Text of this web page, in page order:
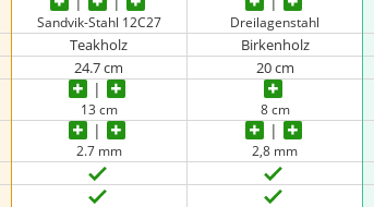
Sandvik-Stahl 12C27 Dreilagenstahl
Teakholz Birkenholz
24.7 cm 20 cm
13 cm 8 cm
2.7 mm 2,8 mm